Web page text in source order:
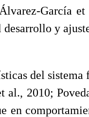
García
desarrollo y
del
2010;
en